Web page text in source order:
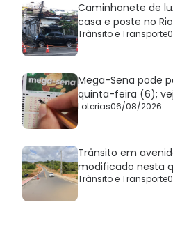
Caminhonete de
casa e poste no
Trânsito e Transporte
Mega-Sena pode
quinta-feira (6);
Loterias06/08/2026
Trânsito em
modificado nesta
Trânsito e Transporte